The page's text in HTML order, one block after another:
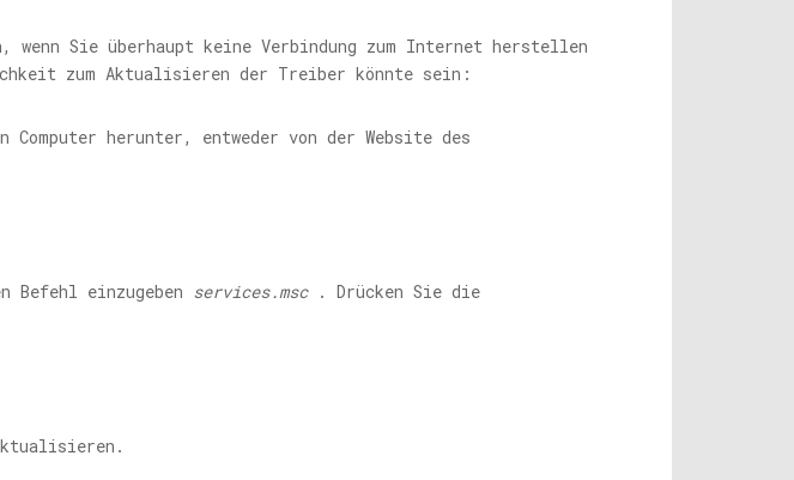
Sie überhaupt keine Verbindung zum Internet herstellen
zum Aktualisieren der Treiber könnte sein:
herunter, entweder von der Website des
Befehl einzugeben services.msc. Drücken Sie die